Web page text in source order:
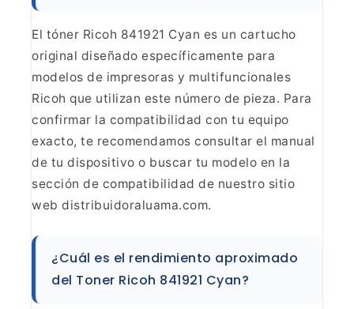
El tóner Ricoh 841921 Cyan es un cartucho
original diseñado específicamente para
modelos de impresoras y multifuncionales
Ricoh que utilizan este número de pieza. Para
confirmar la compatibilidad con tu equipo
exacto, te recomendamos consultar el manual
de tu dispositivo o buscar tu modelo en la
sección de compatibilidad de nuestro sitio
web distribuidoraluama.com.
¿Cuál es el rendimiento aproximado
del Toner Ricoh 841921 Cyan?